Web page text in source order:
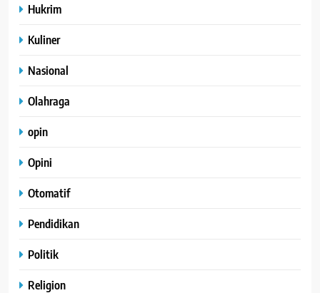
Hukrim
Kuliner
Nasional
Olahraga
opin
Opini
Otomatif
Pendidikan
Politik
Religion